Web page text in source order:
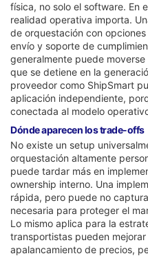
física, no solo el software. En
realidad operativa importa.
de orquestación con
envío y soporte de
generalmente puede
que se detiene en la
proveedor como ShipSmart
aplicación independiente,
conectada al modelo
Dónde aparecen los trade-offs
No existe un setup
orquestación altamente
puede tardar más en
ownership interno. Una
rápida, pero puede no
necesaria para proteger el
Lo mismo aplica para la
transportistas pueden
apalancamiento de precios,